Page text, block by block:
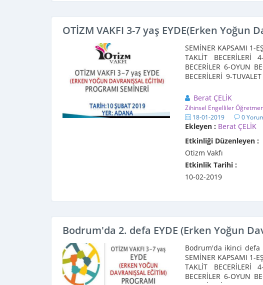
OTİZM VAKFI 3-7 yaş EYDE(Erken Yoğun
SEMİNER KAPSAMI 1-
TAKLİT BECERİLERİ
BECERİLER 6-OYUN
BECERİLERİ 9-
Berat ÇELİK
Zihinsel Engelliler
18-01-2019 0
Ekleyen : Berat ÇELİK
Etkinliği Düzenleyen :
Otizm Vakfı
Etkinlik Tarihi :
10-02-2019
Bodrum'da 2. defa EYDE (Erken Yoğun
Bodrum'da ikinci defa
SEMİNER KAPSAMI 1-
TAKLİT BECERİLERİ
BECERİLER 6-OYUN